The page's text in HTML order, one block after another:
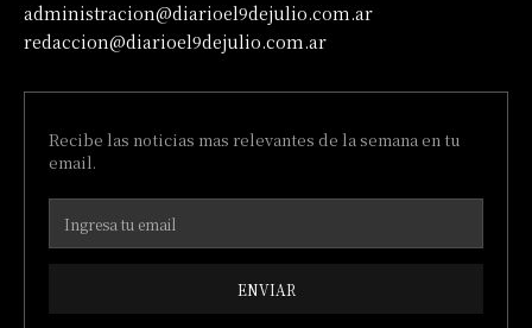
administracion@diarioel9dejulio.com.ar
redaccion@diarioel9dejulio.com.ar
Recibe las noticias mas relevantes de la semana en tu
email.
ENVIAR